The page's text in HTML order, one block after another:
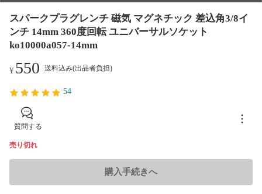
スパークプラグレンチ 磁気 マグネチック 差込角3/8イ
ンチ 14mm 360度回転 ユニバーサルソケット
ko10000a057-14mm
¥550 送料込み(出品者負担)
54
質問する
売り切れ
購入手続きへ